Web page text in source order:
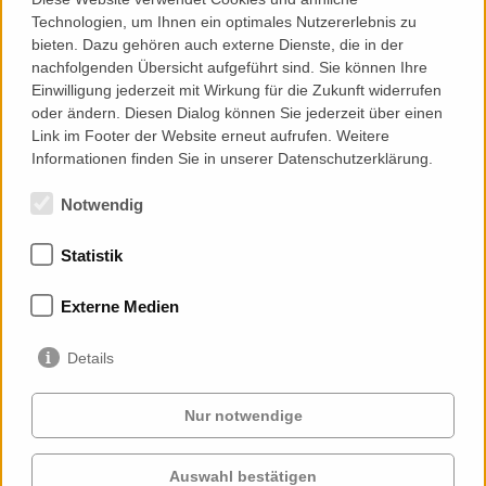
Fax:+49 33701 32 79-10
Mail:berlin@priedemann.net
Web: http://priedemann.net
Add to Contacts (Download .vcf)
Memberships
Technologien, um Ihnen ein optimales Nutzererlebnis zu
bieten. Dazu gehören auch externe Dienste, die in der
nachfolgenden Übersicht aufgeführt sind. Sie können Ihre
Einwilligung jederzeit mit Wirkung für die Zukunft widerrufen
oder ändern. Diesen Dialog können Sie jederzeit über einen
Link im Footer der Website erneut aufrufen. Weitere
Informationen finden Sie in unserer Datenschutzerklärung.
Notwendig
Statistik
Externe Medien
Details
Nur notwendige
Auswahl bestätigen